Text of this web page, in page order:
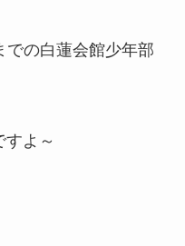
の白蓮会館少年部
よ～